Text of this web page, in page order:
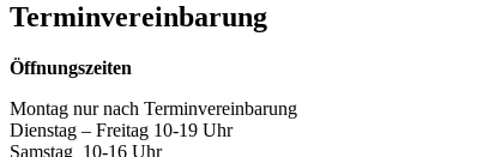
Termin­vereinbarung
Öffnungszeiten
Montag nur nach Terminvereinbarung
Dienstag – Freitag 10-19 Uhr
Samstag 10-16 Uhr